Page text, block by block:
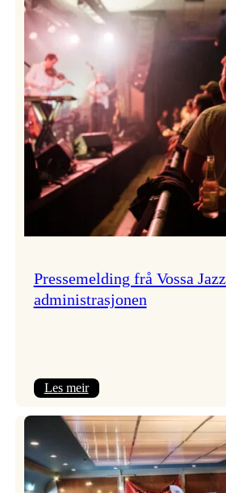
Jazz
søkjer
Pressemelding frå Vossa
administrasjonen
Les meir:
frå
Vossa
Jazz
om